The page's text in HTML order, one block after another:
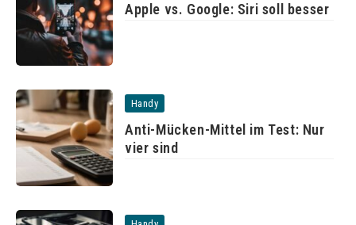
Apple vs. Google: Siri soll besser
Handy
Anti-Mücken-Mittel im Test: Nur
vier sind